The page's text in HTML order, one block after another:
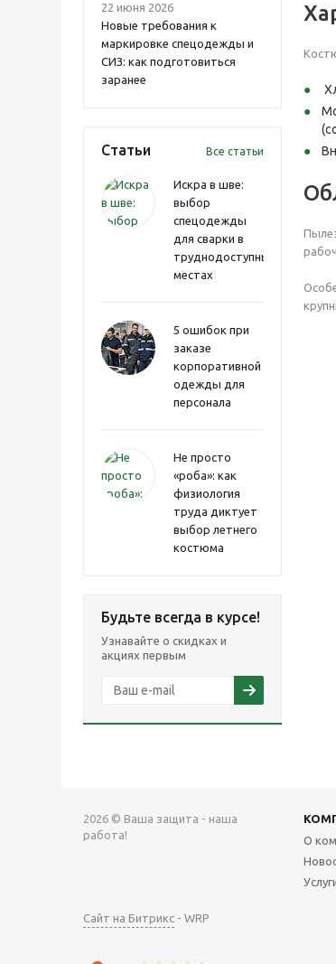
22 июня 2026
Новые требования к
маркировке спецодежды и
СИЗ: как подготовиться
заранее
Статьи Все статьи
Искра в шве:
выбор
спецодежды
для сварки в
труднодоступных
местах
5 ошибок при
заказе
корпоративной
одежды для
персонала
Не просто
«роба»: как
физиология
труда диктует
выбор летнего
костюма
Будьте всегда в курсе!
Узнавайте о скидках и
акциях первым
2026 © Ваша защита - наша
работа!
Сайт на Битрикс - WRP
О